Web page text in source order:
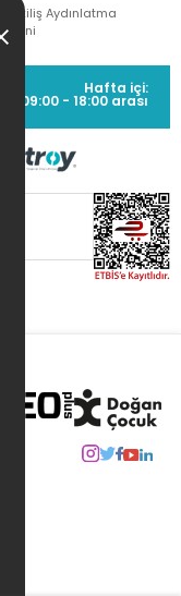
Çekiliş Aydınlatma
Metni
Hafta içi:
09:00 - 18:00 arası